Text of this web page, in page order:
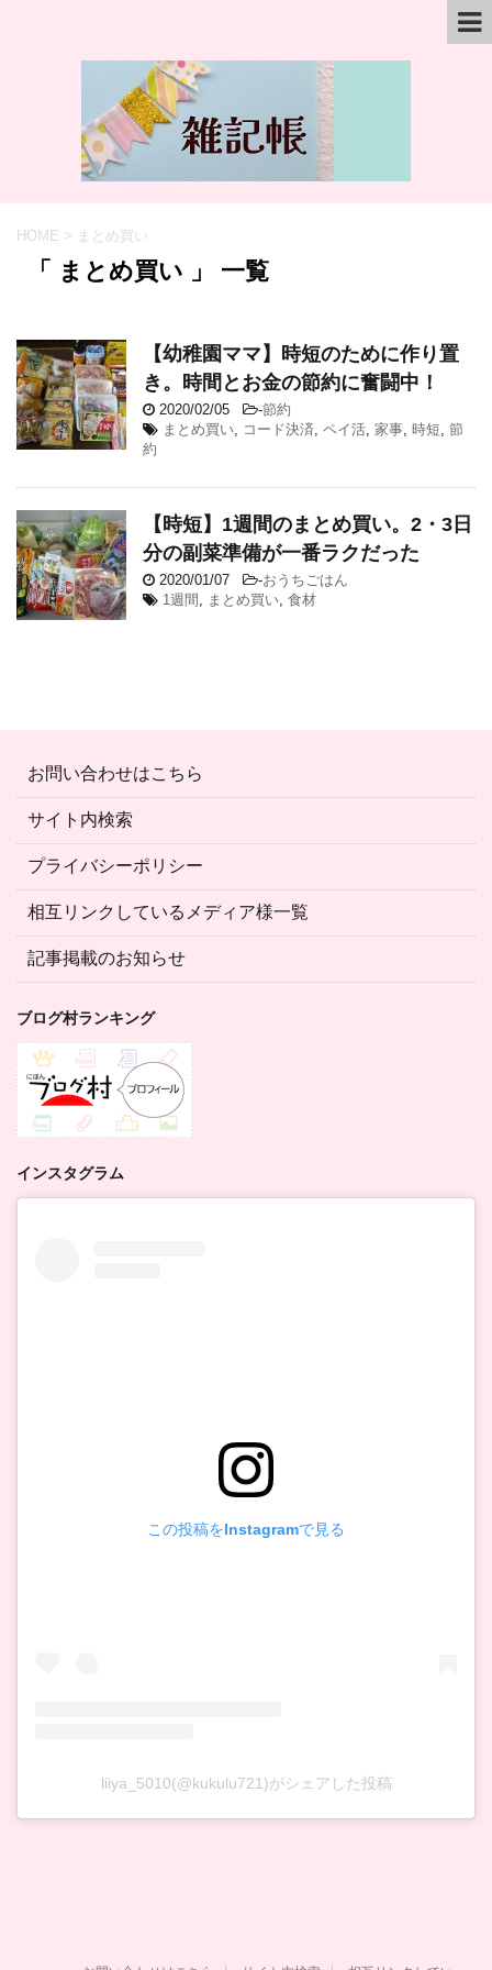
HOME > まとめ買い
「 まとめ買い 」 一覧
【幼稚園ママ】時短のために作り置
き。時間とお金の節約に奮闘中！
2020/02/05 -節約
まとめ買い, コード決済, ペイ活, 家事, 時短, 節
約
【時短】1週間のまとめ買い。2・3日
分の副菜準備が一番ラクだった
2020/01/07 -おうちごはん
1週間 , まとめ買い, 食材
お問い合わせはこちら
サイト内検索
プライバシーポリシー
相互リンクしているメディア様一覧
記事掲載のお知らせ
ブログ村ランキング
インスタグラム
この投稿をInstagramで見る
liiya_5010(@kukulu721)がシェアした投稿